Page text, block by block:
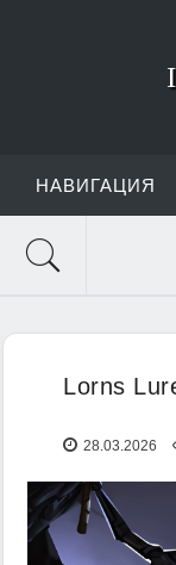
НАВИГАЦИЯ
Lorns
28.03.2026